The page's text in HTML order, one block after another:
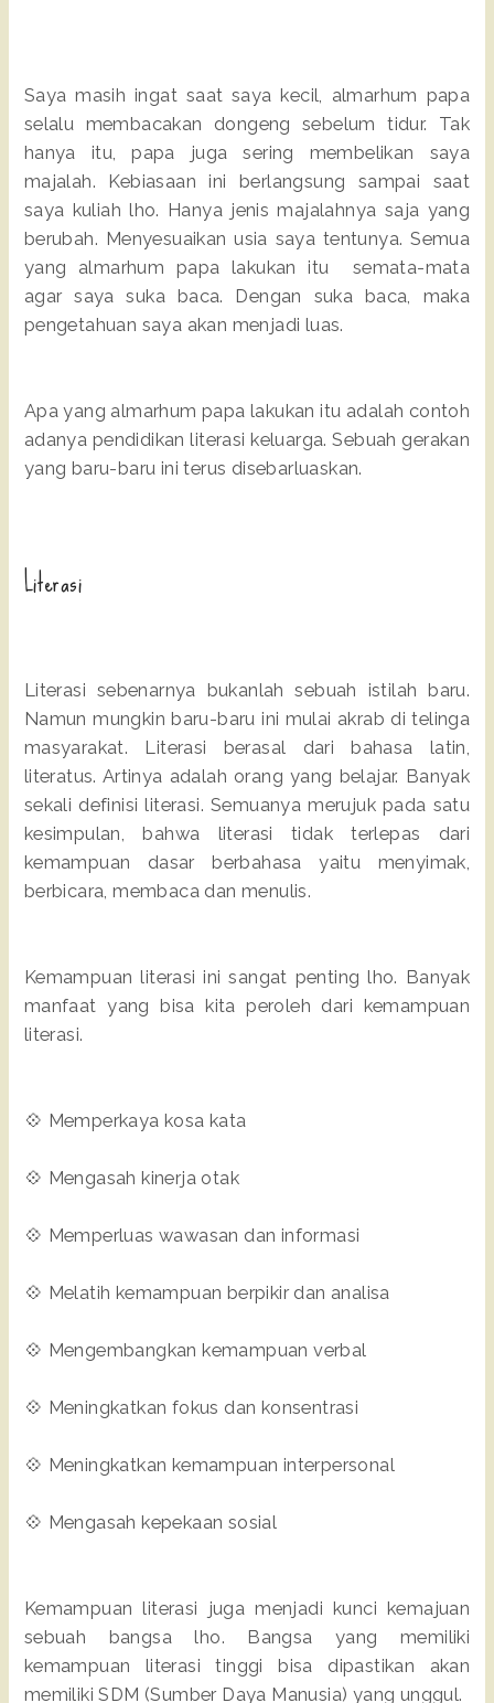
Saya masih ingat saat saya kecil, almarhum papa
selalu membacakan dongeng sebelum tidur. Tak
hanya itu, papa juga sering membelikan saya
majalah. Kebiasaan ini berlangsung sampai saat
saya kuliah lho. Hanya jenis majalahnya saja yang
berubah. Menyesuaikan usia saya tentunya. Semua
yang almarhum papa lakukan itu semata-mata
agar saya suka baca. Dengan suka baca, maka
pengetahuan saya akan menjadi luas.
Apa yang almarhum papa lakukan itu adalah contoh
adanya pendidikan literasi keluarga. Sebuah gerakan
yang baru-baru ini terus disebarluaskan.
Literasi
Literasi sebenarnya bukanlah sebuah istilah baru.
Namun mungkin baru-baru ini mulai akrab di telinga
masyarakat. Literasi berasal dari bahasa latin,
literatus. Artinya adalah orang yang belajar. Banyak
sekali definisi literasi. Semuanya merujuk pada satu
kesimpulan, bahwa literasi tidak terlepas dari
kemampuan dasar berbahasa yaitu menyimak,
berbicara, membaca dan menulis.
Kemampuan literasi ini sangat penting lho. Banyak
manfaat yang bisa kita peroleh dari kemampuan
literasi.
💠 Memperkaya kosa kata
💠 Mengasah kinerja otak
💠 Memperluas wawasan dan informasi
💠 Melatih kemampuan berpikir dan analisa
💠 Mengembangkan kemampuan verbal
💠 Meningkatkan fokus dan konsentrasi
💠 Meningkatkan kemampuan interpersonal
💠 Mengasah kepekaan sosial
Kemampuan literasi juga menjadi kunci kemajuan
sebuah bangsa lho. Bangsa yang memiliki
kemampuan literasi tinggi bisa dipastikan akan
memiliki SDM (Sumber Daya Manusia) yang unggul.